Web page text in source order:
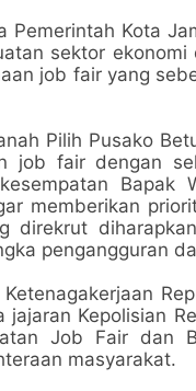
Pemerintah Kota
sektor
job fair yang
Pilih Pusako
job fair dengan
Bapak
memberikan
direkrut
pengangguran
jajaran Kepolisian
Job Fair dan
masyarakat.